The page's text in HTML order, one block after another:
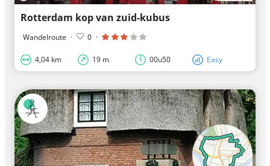
Rotterdam kop van zuid-kubus
Wandelroute · 0 ·
4,04 km 19 m 00u50 Easy